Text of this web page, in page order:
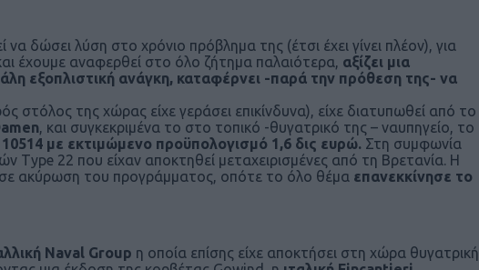
δώσει λύση στο χρόνιο πρόβλημα της (έτσι έχει γίνει πλέον), για
έχουμε αναφερθεί στο όλο ζήτημα παλαιότερα, αξίζει μια
εξοπλιστική ανάγκη, καταφέρνει -παρά την πρόθεση της- να
στόλος της χώρας είχε γεράσει επικίνδυνα), είχε διατυπωθεί από το
, και συγκεκριμένα το στο τοπικό -θυγατρικό της – ναυπηγείο, το
με εκτιμώμενο προϋπολογισμό 1,6 δις ευρώ. Στη συμφωνία
22 που είχαν αποκτηθεί μεταχειρισμένες από τη Βρετανία. Η
ακύρωση του προγράμματος, οπότε το όλο θέμα επανεκκίνησε το
Naval Group η οποία επίσης είχε αποκτήσει στη χώρα θυγατρική